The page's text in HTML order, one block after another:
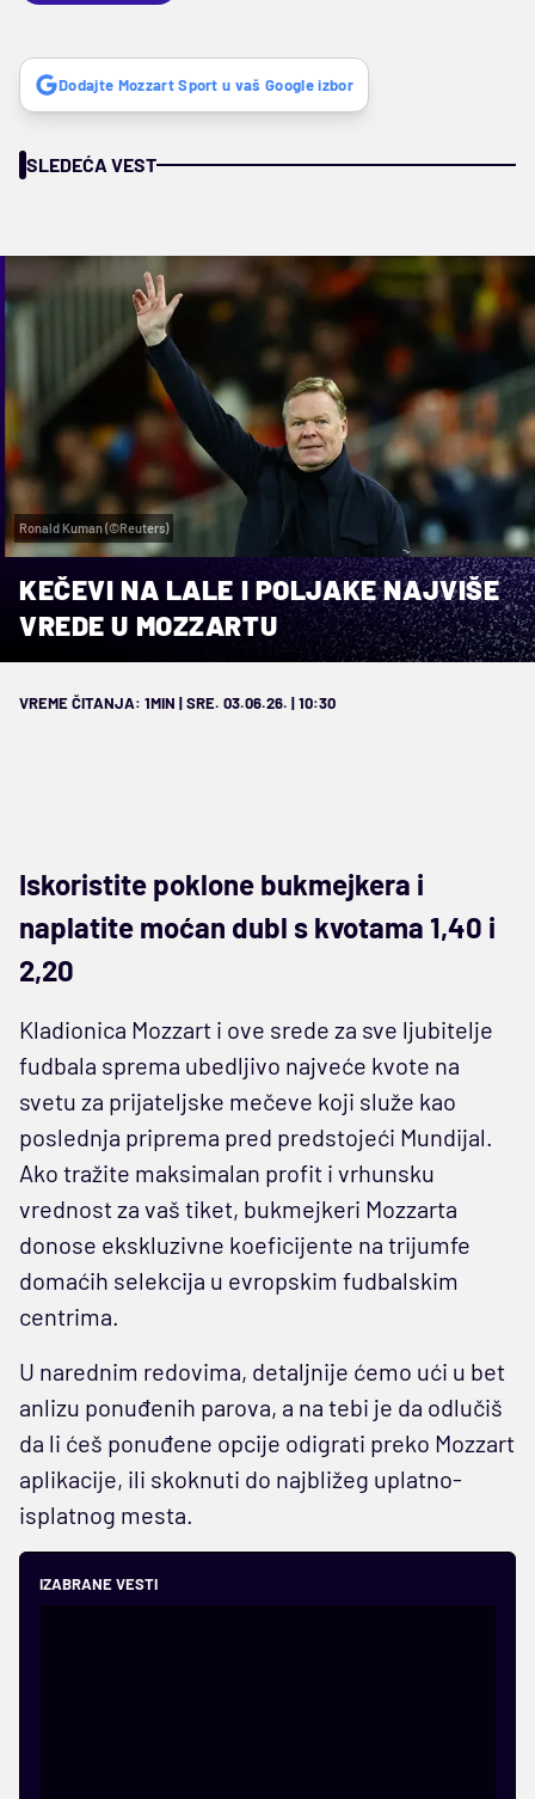
Dodajte Mozzart Sport u vaš Google izbor
SLEDEĆA VEST
Ronald Kuman (©Reuters)
KEČEVI NA LALE I POLJAKE NAJVIŠE
VREDE U MOZZARTU
VREME ČITANJA: 1MIN | SRE. 03.06.26. | 10:30
Iskoristite poklone bukmejkera i
naplatite moćan dubl s kvotama 1,40 i
2,20
Kladionica Mozzart i ove srede za sve ljubitelje
fudbala sprema ubedljivo najveće kvote na
svetu za prijateljske mečeve koji služe kao
poslednja priprema pred predstojeći Mundijal.
Ako tražite maksimalan profit i vrhunsku
vrednost za vaš tiket, bukmejkeri Mozzarta
donose ekskluzivne koeficijente na trijumfe
domaćih selekcija u evropskim fudbalskim
centrima.
U narednim redovima, detaljnije ćemo ući u bet
anlizu ponuđenih parova, a na tebi je da odlučiš
da li ćeš ponuđene opcije odigrati preko Mozzart
aplikacije, ili skoknuti do najbližeg uplatno-
isplatnog mesta.
IZABRANE VESTI